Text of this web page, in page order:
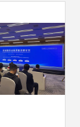
析